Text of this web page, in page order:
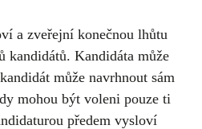
a zveřejní konečnou lhůtu
kandidátů. Kandidáta může
může navrhnout sám
mohou být voleni pouze ti
předem vysloví